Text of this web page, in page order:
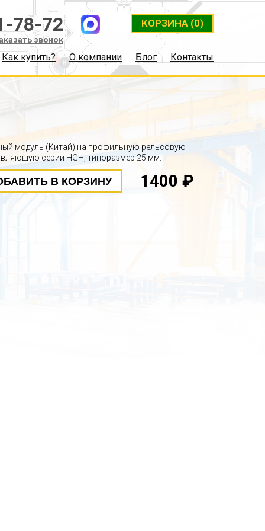
78-72
звонок
КОРЗИНА (0)
Как купить? О компании Блог Контакты
модуль (Китай) на профильную рельсовую
серии HGH, типоразмер 25 мм.
В КОРЗИНУ 1400 ₽